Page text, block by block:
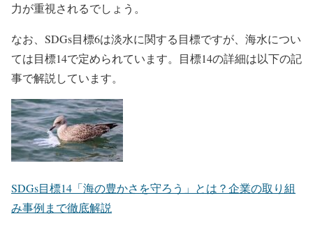
力が重視されるでしょう。
なお、SDGs目標6は淡水に関する目標ですが、海水につい
ては目標14で定められています。目標14の詳細は以下の記
事で解説しています。
SDGs目標14「海の豊かさを守ろう」とは？企業の取り組
み事例まで徹底解説